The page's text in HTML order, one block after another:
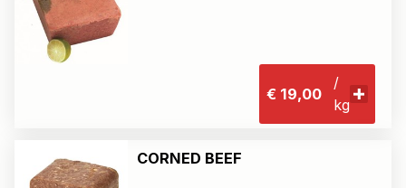
€ 19,00
/
kg
CORNED BEEF